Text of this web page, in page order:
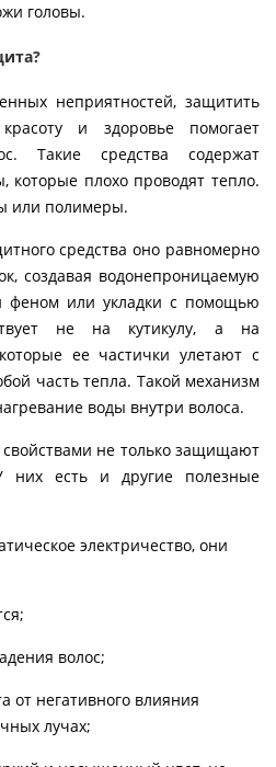
головы.
неприятностей, защитить
и здоровье помогает
Такие средства содержат
которые плохо проводят тепло.
или полимеры.
средства оно равномерно
создавая водонепроницаемую
феном или укладки с помощью
не на кутикулу, а на
ее частички улетают с
часть тепла. Такой механизм
воды внутри волоса.
не только защищают
них есть и другие полезные
электричество, они
волос;
от негативного влияния
лучах;